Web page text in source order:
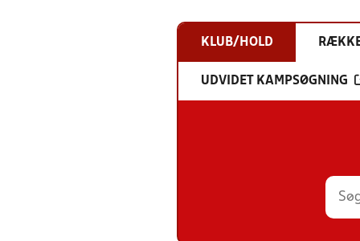
KLUB/HOLD
UDVIDET KAMPSØGNING